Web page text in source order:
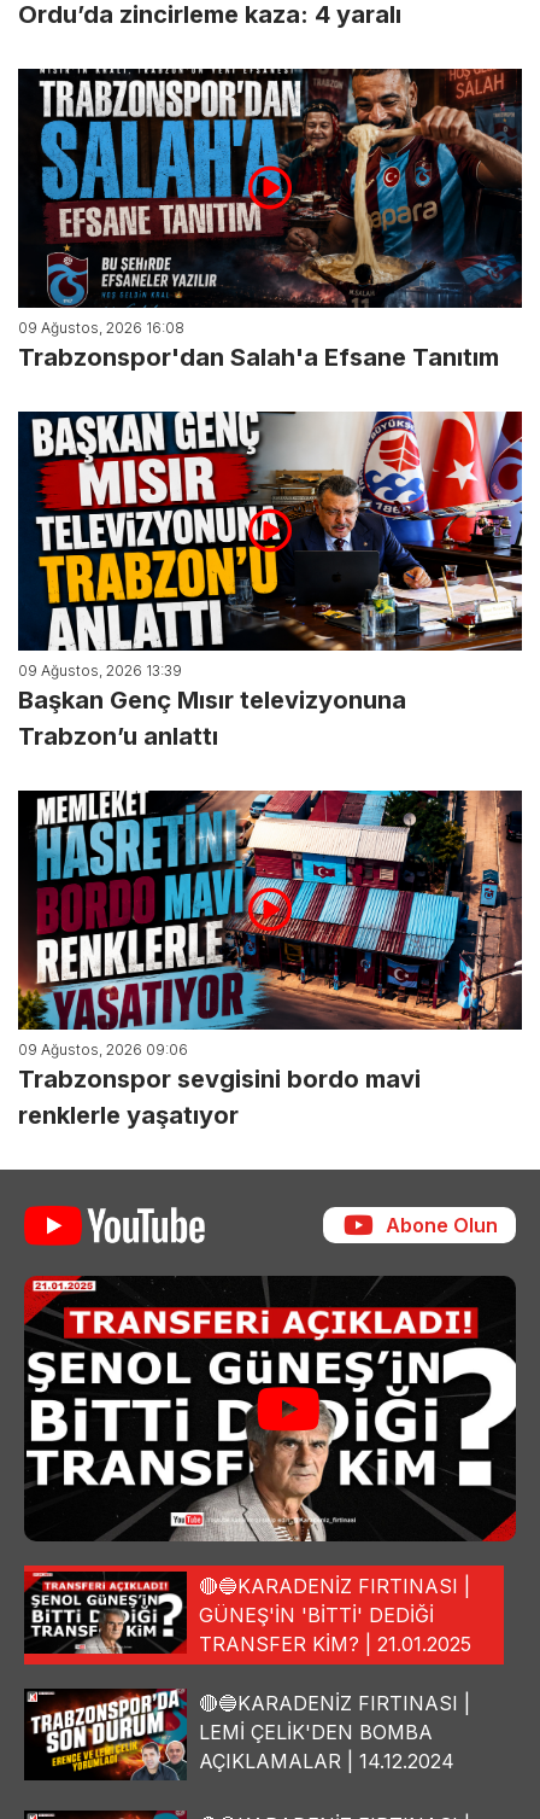
Ordu’da zincirleme kaza: 4 yaralı
09 Ağustos, 2026 16:08
Trabzonspor'dan Salah'a Efsane Tanıtım
09 Ağustos, 2026 13:39
Başkan Genç Mısır televizyonuna
Trabzon’u anlattı
09 Ağustos, 2026 09:06
Trabzonspor sevgisini bordo mavi
renklerle yaşatıyor
Abone Olun
🔴🔵KARADENİZ FIRTINASI |
GÜNEŞ'İN 'BİTTİ' DEDİĞİ
TRANSFER KİM? | 21.01.2025
🔴🔵KARADENİZ FIRTINASI |
LEMİ ÇELİK'DEN BOMBA
AÇIKLAMALAR | 14.12.2024